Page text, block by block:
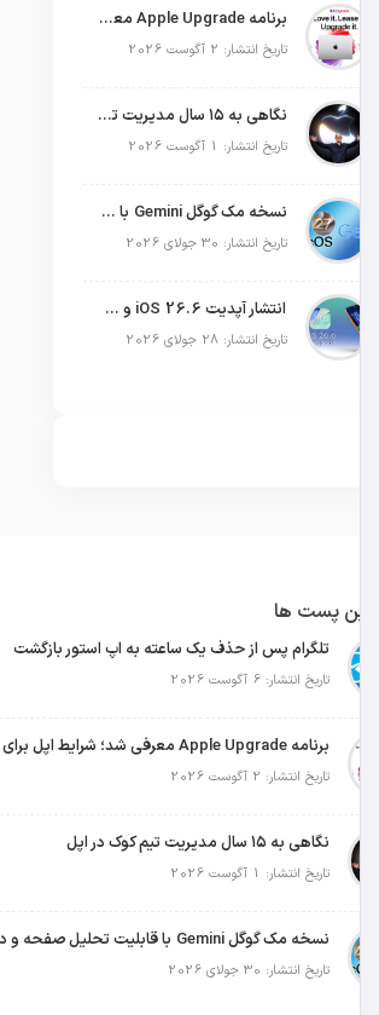
برنامه Apple Upgrade معرفی شد؛ شرایط اپل برای اجاره آیفون، آیپد، مک و اپل واچ
تاریخ انتشار: 2 آگوست 2026
نگاهی به ۱۵ سال مدیریت تیم کوک در اپل
تاریخ انتشار: 1 آگوست 2026
نسخه مک گوگل Gemini با قابلیت تحلیل صفحه و دستورات صوتی در به‌روزرسانی جدید
تاریخ انتشار: 30 جولای 2026
انتشار آپدیت iOS 26.6 و iPadOS 26.6
تاریخ انتشار: 28 جولای 2026
آخرین پست ها
تلگرام پس از حذف یک ساعته به اپ استور بازگشت
تاریخ انتشار: 6 آگوست 2026
تاریخ انتشار: 2 آگوست 2026
نگاهی به ۱۵ سال مدیریت تیم کوک در اپل
تاریخ انتشار: 1 آگوست 2026
تاریخ انتشار: 30 جولای 2026